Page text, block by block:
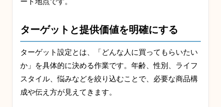
ターゲットと提供価値を明確にする
ターゲット設定とは、「どんな人に買ってもらいたい
か」を具体的に決める作業です。年齢、性別、ライフ
スタイル、悩みなどを絞り込むことで、必要な商品構
成や伝え方が見えてきます。